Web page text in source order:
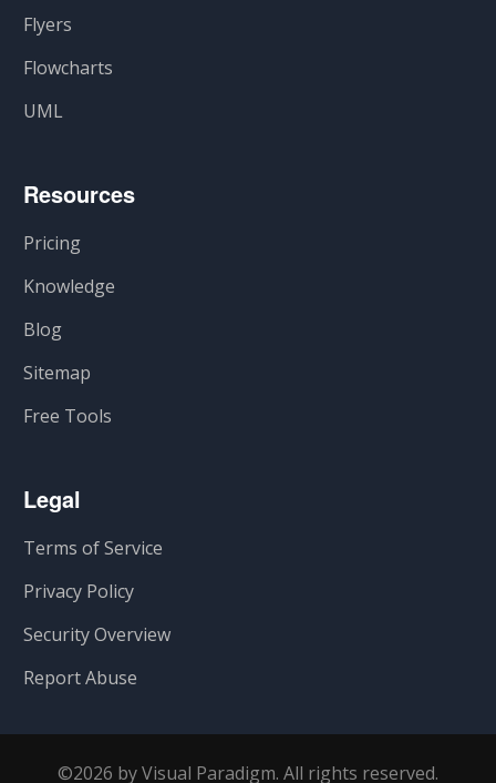
Flyers
Flowcharts
UML
Resources
Pricing
Knowledge
Blog
Sitemap
Free Tools
Legal
Terms of Service
Privacy Policy
Security Overview
Report Abuse
©2026 by Visual Paradigm. All rights reserved.